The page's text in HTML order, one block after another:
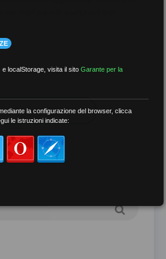
CARICA ALTRO
e localStorage, visita il sitoGarante per la
la configurazione del browser, clicca
le istruzioni indicate: